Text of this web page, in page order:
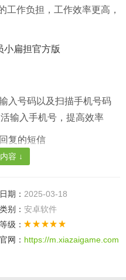
工作负担，工作效率更高，
入号码以及扫描手机号码
输入手机号，提高效率
复的短信
递驿站点运营成本
快，到达率高。自定义签
容 ↓
日期： 2025-03-18
类别： 安卓软件
等级：
官网： https://m.xiazaigame.com